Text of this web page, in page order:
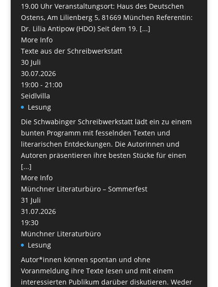
19.00 Uhr Veranstaltungsort: Haus des Deutschen
Ostens, Am Lilienberg 5, 81669 München Referentin:
Dr. Lilia Antipow (HDO) Seit dem 19. [...]
More Info
Texte aus der Schreibwerkstatt
30 Juli
30.07.2026
19:00 - 21:00
Seidlvilla
Lesung
Die Schwabinger Schreibwerkstatt lädt ein zu einem
bunten Programm mit fesselnden Texten und
literarischen Entdeckungen. Die Autorinnen und
Autoren präsentieren ihre besten Stücke für einen
[...]
More Info
Münchner Literaturbüro – Sommerfest
31 Juli
31.07.2026
19:30
Münchner Literaturbüro
Lesung
Autor*innen können spontan und ohne
Voranmeldung ihre Texte lesen und mit einem
interessierten Publikum darüber diskutieren. Weder